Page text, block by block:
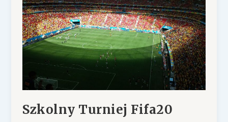
Szkolny Turniej Fifa20